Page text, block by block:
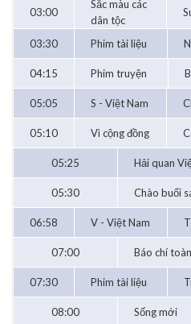
03:00
Sắc màu các
dân tộc
03:30 Phim tài liệu
04:15 Phim truyện
05:05 S - Việt Nam
05:10 Vì cộng đồng
05:25 Hải quan
05:30 Chào buổi
06:58 V - Việt Nam
07:00 Báo chí
07:30 Phim tài liệu
08:00 Sống mới